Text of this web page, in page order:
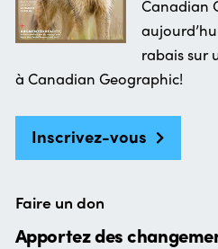
Canadian
rabais sur
à Canadian Geographic!
Inscrivez-vous
Faire un don
Apportez des